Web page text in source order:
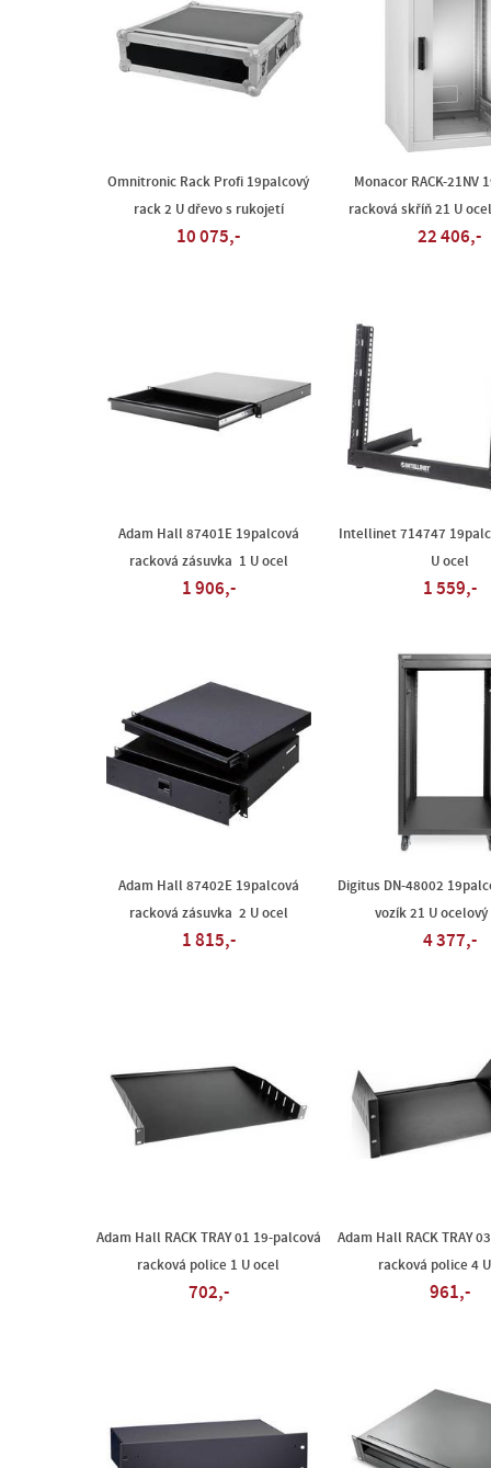
Omnitronic Rack Profi 19palcový
rack 2 U dřevo s rukojetí
10 075,-
Monacor RACK-21NV
racková skříň 21 U
22 406,-
Adam Hall 87401E 19palcová
racková zásuvka 1 U ocel
1 906,-
Intellinet 714747
U ocel
1 559,-
Adam Hall 87402E 19palcová
racková zásuvka 2 U ocel
1 815,-
Digitus DN-48002
vozík 21 U
4 377,-
Adam Hall RACK TRAY 01 19-palcová
racková police 1 U ocel
702,-
Adam Hall RACK TRAY
racková police 4
961,-